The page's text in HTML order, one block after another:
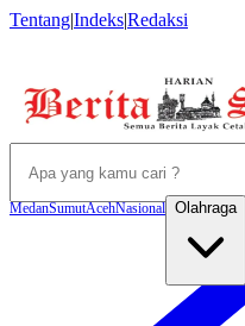
Tentang|Indeks|Redaksi
MedanSumutAcehNasional Olahraga